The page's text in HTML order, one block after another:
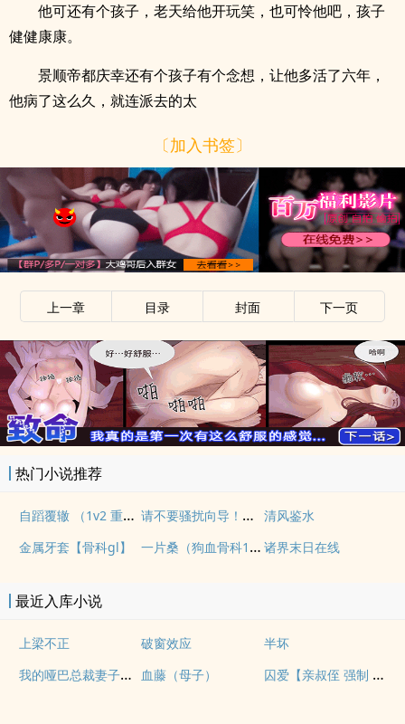
他可还有个孩子，老天给他开玩笑，也可怜他吧，孩子
健健康康。
景顺帝都庆幸还有个孩子有个念想，让他多活了六年，
他病了这么久，就连派去的太
〔加入书签〕
上一章 目录 封面 下一页
热门小说推荐
自蹈覆辙 （1v2 重生） 请不要骚扰向导！（哨向NPH）
清风鉴水
金属牙套【骨科gl】
一片桑（狗血骨科1v1） 诸界末日在线
最近入库小说
上梁不正 破窗效应 半坏
我的哑巴总裁妻子（双A） 血藤（母子） 囚爱【亲叔侄 强制 1v1 H】